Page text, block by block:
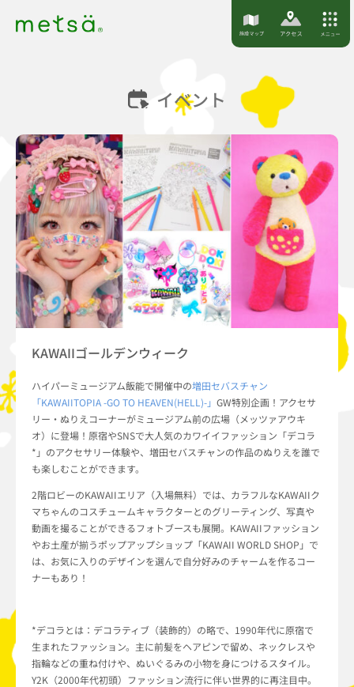
イベント
KAWAIIゴールデンウィーク
ハイパーミュージアム飯能で開催中の増田セバスチャン
「KAWAIITOPIA -GO TO HEAVEN(HELL)-」 GW特別企画！アクセサ
リー・ぬりえコーナーがミュージアム前の広場（メッツァアウキ
オ）に登場！原宿やSNSで大人気のカワイイファッション「デコラ
*」のアクセサリー体験や、増田セバスチャンの作品のぬりえを誰で
も楽しむことができます。
2階ロビーのKAWAIIエリア（入場無料）では、カラフルなKAWAIIク
マちゃんのコスチュームキャラクターとのグリーティング、写真や
動画を撮ることができるフォトブースも展開。KAWAIIファッション
やお土産が揃うポップアップショップ「KAWAII WORLD SHOP」で
は、お気に入りのデザインを選んで自分好みのチャームを作るコー
ナーもあり！
*デコラとは：デコラティブ（装飾的）の略で、1990年代に原宿で
生まれたファッション。主に前髪をヘアピンで留め、ネックレスや
指輪などの重ね付けや、ぬいぐるみの小物を身につけるスタイル。
Y2K（2000年代初頭）ファッション流行に伴い世界的に再注目中。